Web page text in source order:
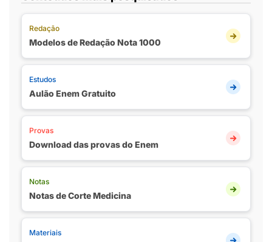
Redação
Modelos de Redação Nota 1000
Estudos
Aulão Enem Gratuito
Provas
Download das provas do Enem
Notas
Notas de Corte Medicina
Materiais